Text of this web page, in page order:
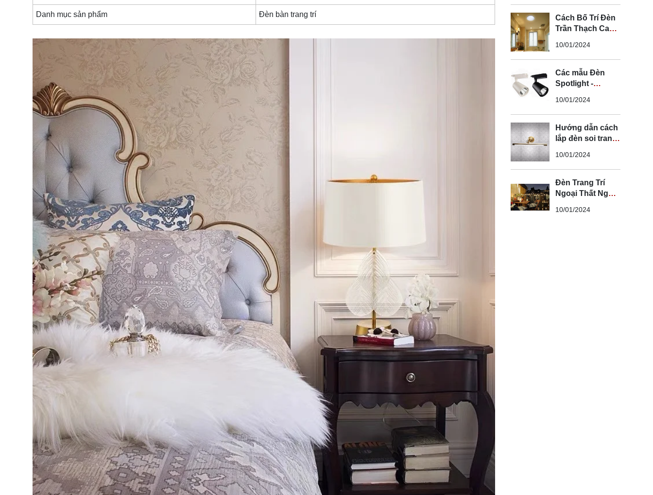
Danh mục sản phẩm Đèn bàn trang trí
Cách Bố Trí Đèn
Trần Thạch Cao
Lắp Đèn Trần
Thạch Cao
10/01/2024
Các mẫu Đèn
Spotlight -
- Spotlight rọi ray
10/01/2024
Hướng dẫn cách
lắp đèn soi tranh
an toàn
10/01/2024
Đèn Trang Trí
Ngoại Thất Ngoài
Thất Trang Trí
10/01/2024